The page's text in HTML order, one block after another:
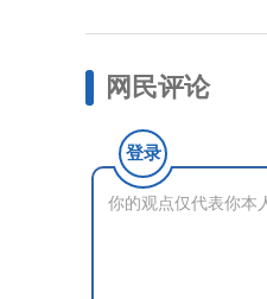
网民评论
登录